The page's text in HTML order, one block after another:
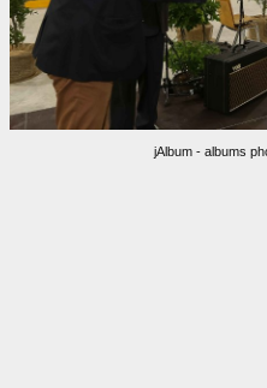
jAlbum - albums